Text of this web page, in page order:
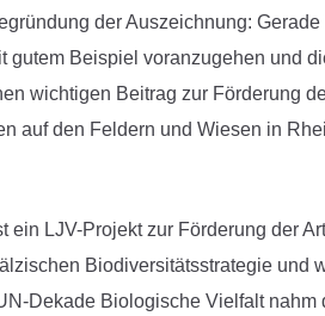
der Auszeichnung:
gutem Beispiel voranzugehen und
wichtigen Beitrag zur Förderung
auf den Feldern und Wiesen in
ein LJV-Projekt zur Förderung der
Biodiversitätsstrategie und
Dekade Biologische Vielfalt